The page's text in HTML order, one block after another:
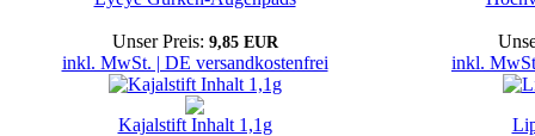
Unser Preis: 9,85 EUR
inkl. MwSt. | DE versandkostenfrei
inkl.
Kajalstift Inhalt 1,1g